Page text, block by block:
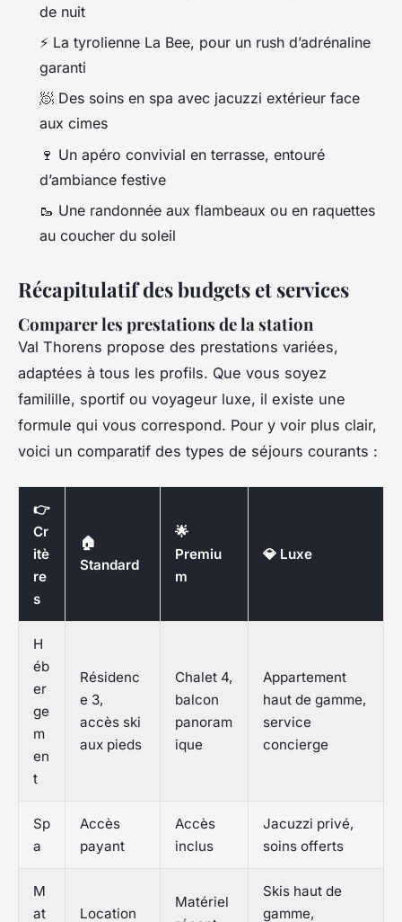
de nuit
⚡ La tyrolienne La Bee, pour un rush d’adrénaline
garanti
🧖 Des soins en spa avec jacuzzi extérieur face
aux cimes
🍷 Un apéro convivial en terrasse, entouré
d’ambiance festive
🥾 Une randonnée aux flambeaux ou en raquettes
au coucher du soleil
Récapitulatif des budgets et services
Comparer les prestations de la station
Val Thorens propose des prestations variées,
adaptées à tous les profils. Que vous soyez
familille, sportif ou voyageur luxe, il existe une
formule qui vous correspond. Pour y voir plus clair,
voici un comparatif des types de séjours courants :
👉
Cr
itè
re
s
🏠
Standard
🌟
Premiu
m
💎 Luxe
H
éb
er
ge
m
en
t
Résidenc
e 3,
accès ski
aux pieds
Chalet 4,
balcon
panoram
ique
Appartement
haut de gamme,
service
concierge
Sp
a
Accès
payant
Accès
inclus
Jacuzzi privé,
soins offerts
M
at
Location
Matériel
Skis haut de
gamme,